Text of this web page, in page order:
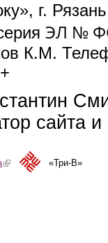
г.
ЭЛ №
К.М.
mail)
сайта
(link is external)«Три-В»